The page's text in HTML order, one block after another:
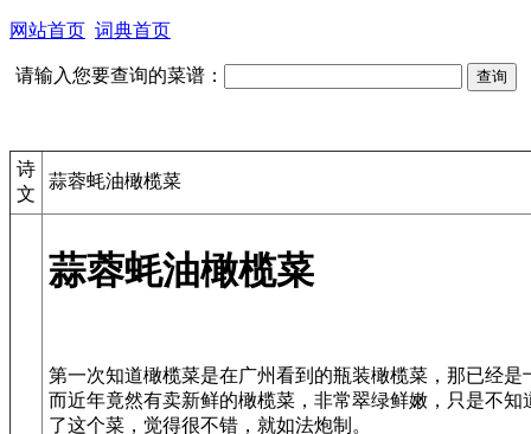
网站首页 词典首页
请输入您要查询的菜谱：
诗
文
蒜蓉蚝油橄榄菜
蒜蓉蚝油橄榄菜
第一次知道橄榄菜是在广州看到的瓶装橄榄菜，那已经
而近年竟然有卖新鲜的橄榄菜，非常翠绿鲜嫩，只是不